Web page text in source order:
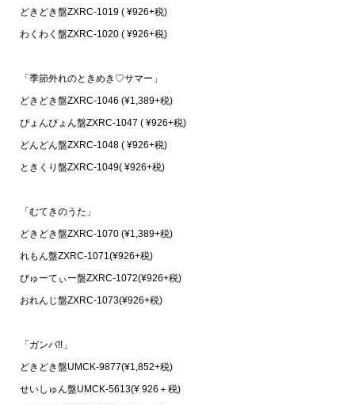
どきどき盤ZXRC-1019 ( ¥926+税)
わくわく盤ZXRC-1020 ( ¥926+税)
「季節外れのときめき♡サマー」
どきどき盤ZXRC-1046 (¥1,389+税)
ぴょんぴょん盤ZXRC-1047 ( ¥926+税)
どんどん盤ZXRC-1048 ( ¥926+税)
ときくり盤ZXRC-1049( ¥926+税)
「むてきのうた」
どきどき盤ZXRC-1070 (¥1,389+税)
れもん盤ZXRC-1071(¥926+税)
びゅーてぃー盤ZXRC-1072(¥926+税)
おれんじ盤ZXRC-1073(¥926+税)
「ガンバ!!」
どきどき盤UMCK-9877(¥1,852+税)
せいしゅん盤UMCK-5613(¥ 926＋税)